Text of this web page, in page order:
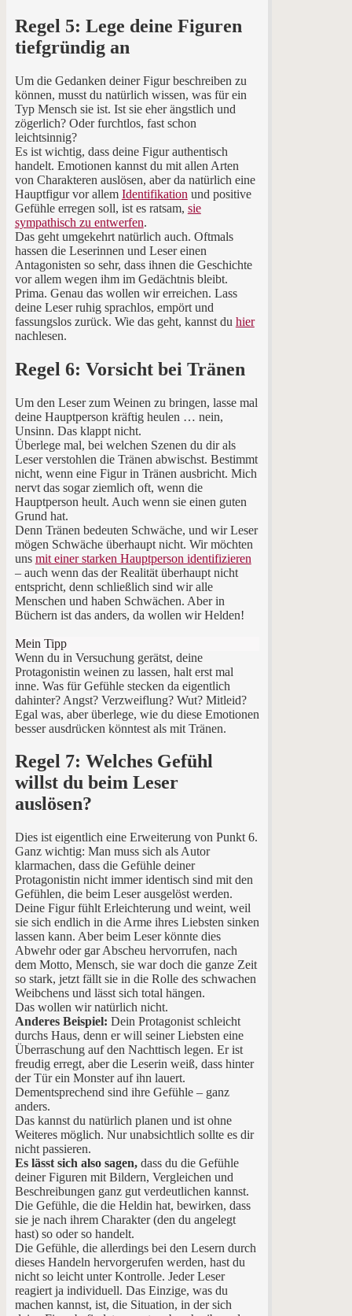
Regel 5: Lege deine Figuren
tiefgründig an
Um die Gedanken deiner Figur beschreiben zu
können, musst du natürlich wissen, was für ein
Typ Mensch sie ist. Ist sie eher ängstlich und
zögerlich? Oder furchtlos, fast schon
leichtsinnig?
Es ist wichtig, dass deine Figur authentisch
handelt. Emotionen kannst du mit allen Arten
von Charakteren auslösen, aber da natürlich eine
Hauptfigur vor allem Identifikation und positive
Gefühle erregen soll, ist es ratsam, sie
sympathisch zu entwerfen.
Das geht umgekehrt natürlich auch. Oftmals
hassen die Leserinnen und Leser einen
Antagonisten so sehr, dass ihnen die Geschichte
vor allem wegen ihm im Gedächtnis bleibt.
Prima. Genau das wollen wir erreichen. Lass
deine Leser ruhig sprachlos, empört und
fassungslos zurück. Wie das geht, kannst du hier
nachlesen.
Regel 6: Vorsicht bei Tränen
Um den Leser zum Weinen zu bringen, lasse mal
deine Hauptperson kräftig heulen … nein,
Unsinn. Das klappt nicht.
Überlege mal, bei welchen Szenen du dir als
Leser verstohlen die Tränen abwischst. Bestimmt
nicht, wenn eine Figur in Tränen ausbricht. Mich
nervt das sogar ziemlich oft, wenn die
Hauptperson heult. Auch wenn sie einen guten
Grund hat.
Denn Tränen bedeuten Schwäche, und wir Leser
mögen Schwäche überhaupt nicht. Wir möchten
uns mit einer starken Hauptperson identifizieren
– auch wenn das der Realität überhaupt nicht
entspricht, denn schließlich sind wir alle
Menschen und haben Schwächen. Aber in
Büchern ist das anders, da wollen wir Helden!
Mein Tipp
Wenn du in Versuchung gerätst, deine
Protagonistin weinen zu lassen, halt erst mal
inne. Was für Gefühle stecken da eigentlich
dahinter? Angst? Verzweiflung? Wut? Mitleid?
Egal was, aber überlege, wie du diese Emotionen
besser ausdrücken könntest als mit Tränen.
Regel 7: Welches Gefühl
willst du beim Leser
auslösen?
Dies ist eigentlich eine Erweiterung von Punkt 6.
Ganz wichtig: Man muss sich als Autor
klarmachen, dass die Gefühle deiner
Protagonistin nicht immer identisch sind mit den
Gefühlen, die beim Leser ausgelöst werden.
Deine Figur fühlt Erleichterung und weint, weil
sie sich endlich in die Arme ihres Liebsten sinken
lassen kann. Aber beim Leser könnte dies
Abwehr oder gar Abscheu hervorrufen, nach
dem Motto, Mensch, sie war doch die ganze Zeit
so stark, jetzt fällt sie in die Rolle des schwachen
Weibchens und lässt sich total hängen.
Das wollen wir natürlich nicht.
Anderes Beispiel: Dein Protagonist schleicht
durchs Haus, denn er will seiner Liebsten eine
Überraschung auf den Nachttisch legen. Er ist
freudig erregt, aber die Leserin weiß, dass hinter
der Tür ein Monster auf ihn lauert.
Dementsprechend sind ihre Gefühle – ganz
anders.
Das kannst du natürlich planen und ist ohne
Weiteres möglich. Nur unabsichtlich sollte es dir
nicht passieren.
Es lässt sich also sagen,dass du die Gefühle
deiner Figuren mit Bildern, Vergleichen und
Beschreibungen ganz gut verdeutlichen kannst.
Die Gefühle, die die Heldin hat, bewirken, dass
sie je nach ihrem Charakter (den du angelegt
hast) so oder so handelt.
Die Gefühle, die allerdings bei den Lesern durch
dieses Handeln hervorgerufen werden, hast du
nicht so leicht unter Kontrolle. Jeder Leser
reagiert ja individuell. Das Einzige, was du
machen kannst, ist, die Situation, in der sich